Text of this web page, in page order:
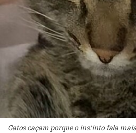
Gatos caçam porque o instinto fala